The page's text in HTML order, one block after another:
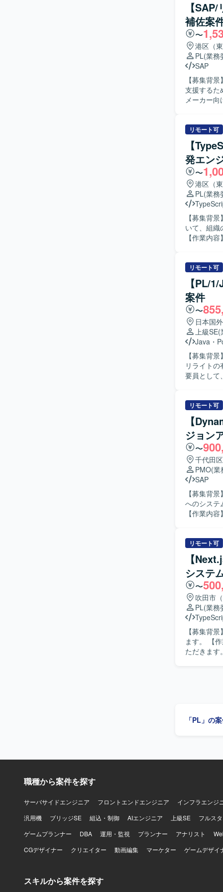
【
補佐案
〜
港区（東
PL(業務
SAP
【募集背
支援するため
メーカー
た、元請SIer
会計と財
きる方を
クトを前向き
大手メーカ
の上流工
件調整や
です。 【開発環境】 SAP FI/CO を中心とした会計領域のSAP環境を前提としたプロジェクトと
なります。
リモート可
【
発エン
〜
港区（東
PL(業務
【募集背
いて、組織
【作業内
た、
携わっていただきます。 【求める人物像
を巻き込
長に高い関
ジションの
る環境で
のAI開発
り組める点が大きな魅力です。
ンフラ/デ
Google
リモート可
【PL/
案件
〜
日本国外
上級SE(
Java ・
【募集背
リライトの有
要員として
行を行い、
像】 ホス
を技術的
ーションを取
魅力】 レ
ダナイゼ
と、Java/
スコード品質
汎用機(z/
用いたし
を想定して
だきます。
リモート可
【
ジョン
〜
千代田
PMO(業
SAP
【募集背
へのシステ
【作業内
を行い、
ジェクト
を円滑に進行さ
がら主体的にプ
ルに展開す
るプロジェ
Microsoft
ります。
リモート可
【
システ
〜
吹田市
PL(業務
【募集背
ます。 【作業内容】 Web系業務システムの要件定義から設計、開発まで一連の工程をご担当い
ただきます
的に動き
程から関
サービスを
「PL」の
職種から案件を探す
サーバサイドエンジニア フロントエンドエンジニア インフラエンジ
汎用機
ブリッジSE 組込・制御 AIエンジニア 上級SE フルス
ゲームプランナー
DBA 運用・監視 プランナー アナリスト
CGデザイナー
クリエイター 動画編集 マーケター ゲームデザイ
スキルから案件を探す